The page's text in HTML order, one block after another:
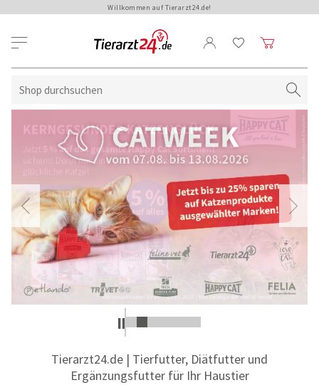
Willkommen auf Tierarzt24.de!
Tierarzt24.de | Tierfutter, Diätfutter und
Ergänzungsfutter für Ihr Haustier